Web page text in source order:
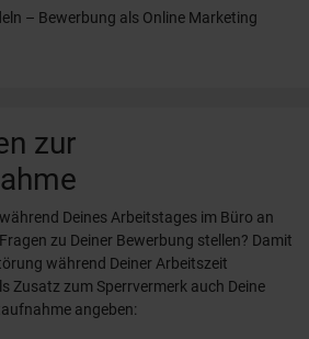
– Bewerbung als Online Marketing
zur
Deines Arbeitstages im Büro an
zu Deiner Bewerbung stellen? Damit
während Deiner Arbeitszeit
Zusatz zum Sperrvermerk auch Deine
angeben: